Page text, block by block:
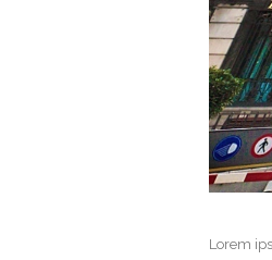
Lorem